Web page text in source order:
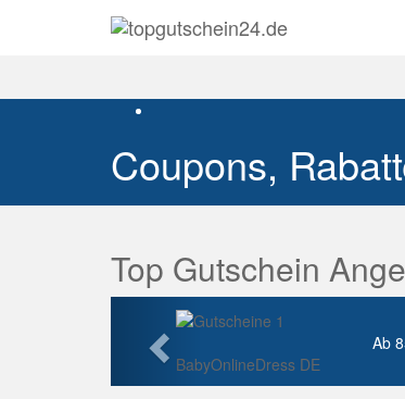
Coupons,
Top Gutschein
Ab
BabyOnlineDress DE
Vorherige